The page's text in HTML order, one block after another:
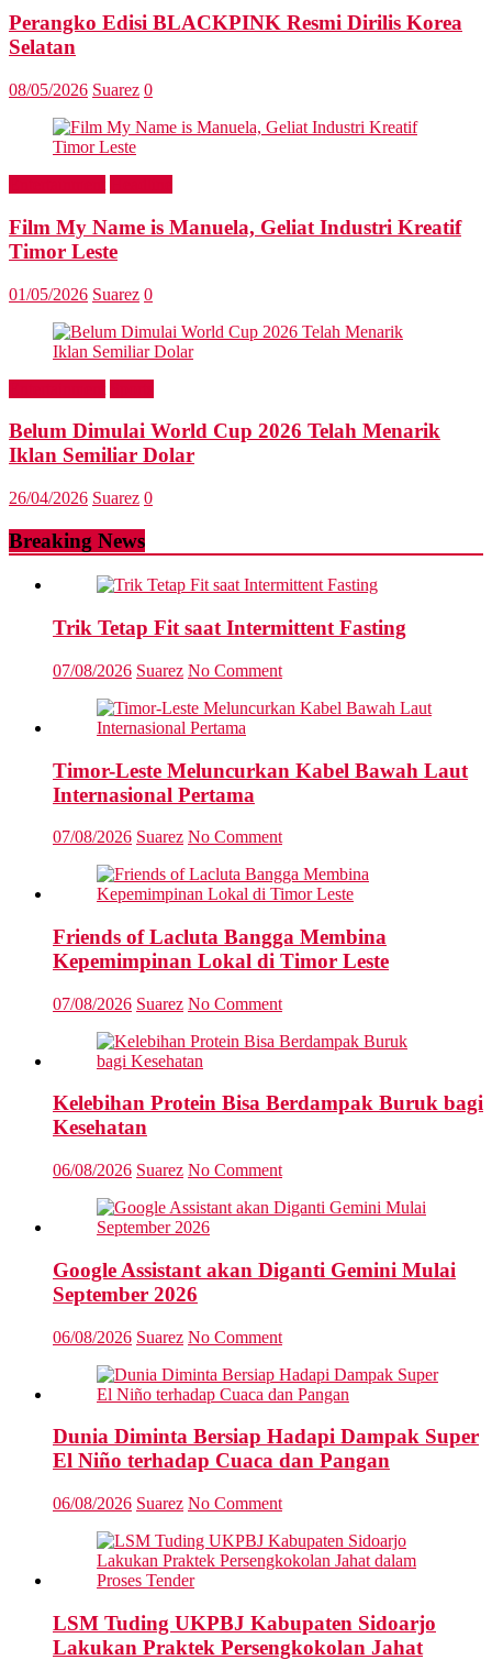
Perangko Edisi BLACKPINK Resmi Dirilis Korea
Selatan
08/05/2026 Suarez 0
Film My Name is Manuela, Geliat Industri Kreatif
Timor Leste
01/05/2026 Suarez 0
Belum Dimulai World Cup 2026 Telah Menarik
Iklan Semiliar Dolar
26/04/2026 Suarez 0
Breaking News
Trik Tetap Fit saat Intermittent Fasting
07/08/2026 Suarez No Comment
Timor-Leste Meluncurkan Kabel Bawah Laut
Internasional Pertama
07/08/2026 Suarez No Comment
Friends of Lacluta Bangga Membina
Kepemimpinan Lokal di Timor Leste
07/08/2026 Suarez No Comment
Kelebihan Protein Bisa Berdampak Buruk bagi
Kesehatan
06/08/2026 Suarez No Comment
Google Assistant akan Diganti Gemini Mulai
September 2026
06/08/2026 Suarez No Comment
Dunia Diminta Bersiap Hadapi Dampak Super
El Niño terhadap Cuaca dan Pangan
06/08/2026 Suarez No Comment
LSM Tuding UKPBJ Kabupaten Sidoarjo
Lakukan Praktek Persengkokolan Jahat